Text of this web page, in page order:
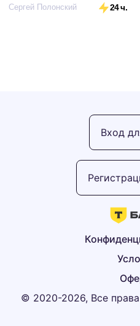
Сергей Полонский 24 ч.
© 2020-2026, Все
Вход